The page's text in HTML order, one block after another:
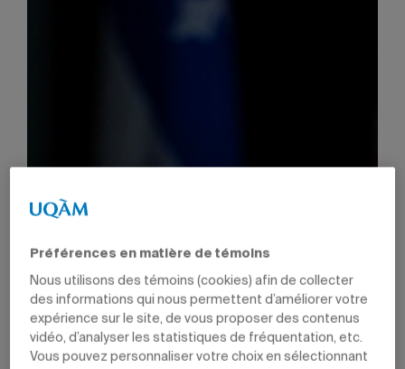
Préférences en matière de témoins
Nous utilisons des témoins (cookies) afin de collecter
des informations qui nous permettent d’améliorer votre
expérience sur le site, de vous proposer des contenus
vidéo, d’analyser les statistiques de fréquentation, etc.
Vous pouvez personnaliser votre choix en sélectionnant